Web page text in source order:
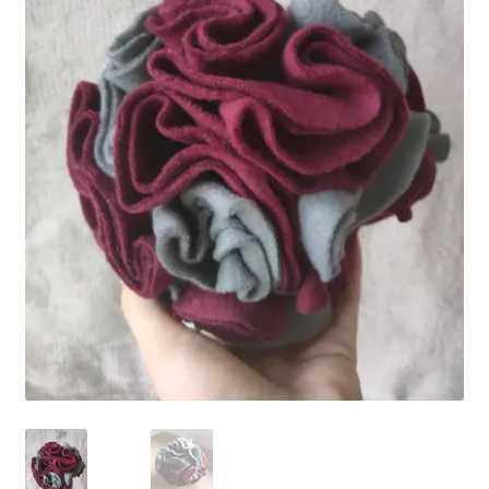
Ma Présentation
Politique de confidentialité
Retour
Mon compte
Panier
Commande
MERCI POUR VOTRE COMMANDE